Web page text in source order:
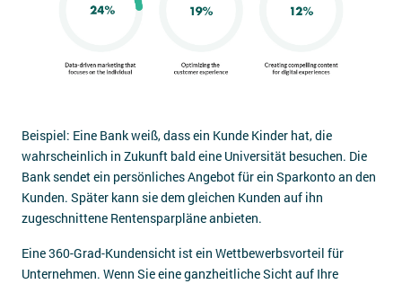
Beispiel: Eine Bank weiß, dass ein Kunde Kinder hat, die
wahrscheinlich in Zukunft bald eine Universität besuchen. Die
Bank sendet ein persönliches Angebot für ein Sparkonto an den
Kunden. Später kann sie dem gleichen Kunden auf ihn
zugeschnittene Rentensparpläne anbieten.
Eine 360-Grad-Kundensicht ist ein Wettbewerbsvorteil für
Unternehmen. Wenn Sie eine ganzheitliche Sicht auf Ihre